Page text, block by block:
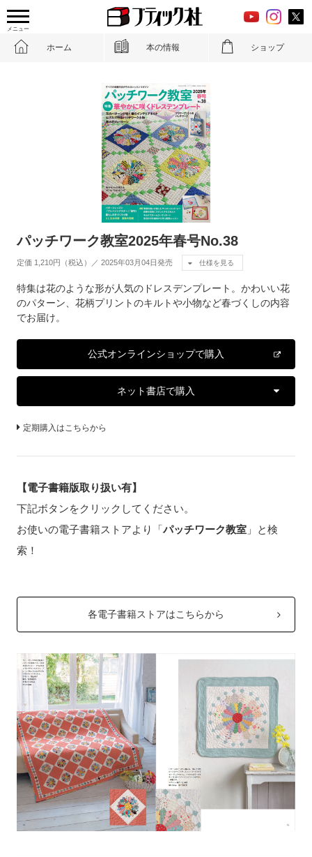
メニュー
ホーム 本の情報 ショップ
パッチワーク教室2025年春号No.38
定価 1,210円（税込）／ 2025年03月04日発売 仕様を見る
特集は花のような形が人気のドレスデンプレート。かわいい花
のパターン、花柄プリントのキルトや小物など春づくしの内容
でお届け。
公式オンラインショップで購入
ネット書店で購入
定期購入はこちらから
【電子書籍版取り扱い有】
下記ボタンをクリックしてください。
お使いの電子書籍ストアより「パッチワーク教室」と検
索！
各電子書籍ストアはこちらから